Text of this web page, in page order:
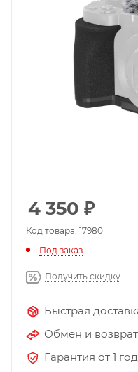
4 350 ₽
Код товара: 17980
Под заказ
Получить скидку
Быстрая
Обмен и
Гарантия от 1